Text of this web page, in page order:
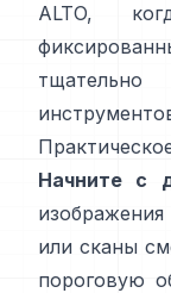
ALTO,
Начните с
или сканы
пороговую